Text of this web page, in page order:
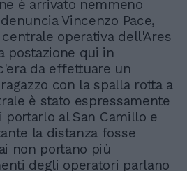
è arrivato nemmeno
Vincenzo Pace,
operativa dell'Ares
postazione qui in
da effettuare un
con la spalla rotta a
è stato espressamente
al San Camillo e
la distanza fosse
non portano più
degli operatori parlano